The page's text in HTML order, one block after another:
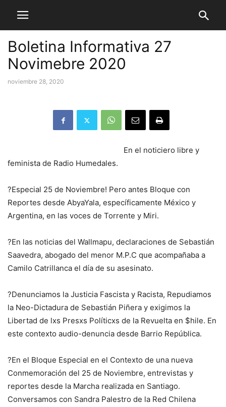
Boletina Informativa 27
Novimebre 2020
noviembre 28, 2020
En el noticiero libre y
feminista de Radio Humedales.
?Especial 25 de Noviembre! Pero antes Bloque con
Reportes desde AbyaYala, específicamente México y
Argentina, en las voces de Torrente y Miri.
?En las noticias del Wallmapu, declaraciones de Sebastián
Saavedra, abogado del menor M.P.C que acompañaba a
Camilo Catrillanca el día de su asesinato.
?Denunciamos la Justicia Fascista y Racista, Repudiamos
la Neo-Dictadura de Sebastián Piñera y exigimos la
Libertad de lxs Presxs Políticxs de la Revuelta en $hile. En
este contexto audio-denuncia desde Barrio República.
?En el Bloque Especial en el Contexto de una nueva
Conmemoración del 25 de Noviembre, entrevistas y
reportes desde la Marcha realizada en Santiago.
Conversamos con Sandra Palestro de la Red Chilena